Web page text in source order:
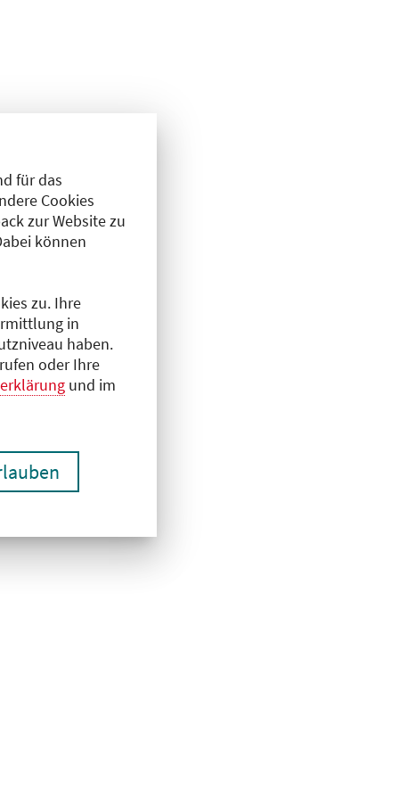
für das
Cookies
zur Website zu
können
zu. Ihre
in
haben.
oder Ihre
und im